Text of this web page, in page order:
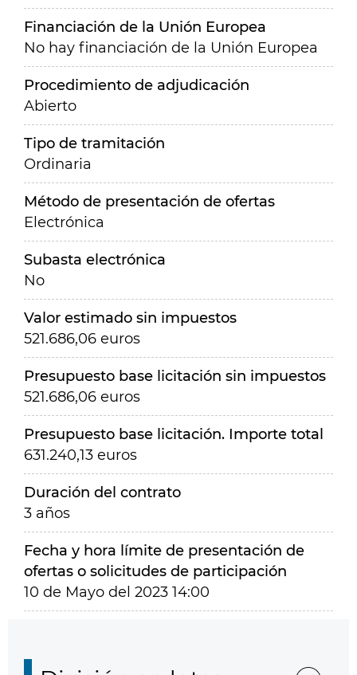
Financiación de la Unión Europea
No hay financiación de la Unión Europea
Procedimiento de adjudicación
Abierto
Tipo de tramitación
Ordinaria
Método de presentación de ofertas
Electrónica
Subasta electrónica
No
Valor estimado sin impuestos
521.686,06 euros
Presupuesto base licitación sin impuestos
521.686,06 euros
Presupuesto base licitación. Importe total
631.240,13 euros
Duración del contrato
3 años
Fecha y hora límite de presentación de
ofertas o solicitudes de participación
10 de Mayo del 2023 14:00